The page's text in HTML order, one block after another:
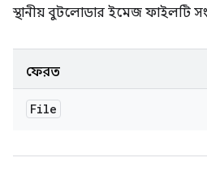
স্থানীয় বুটলোডার ইমেজ ফাইলটি
ফেরত
File